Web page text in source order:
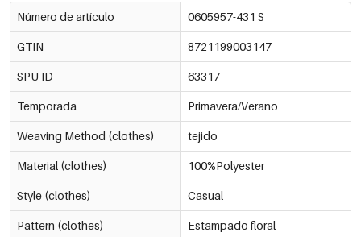
Número de artículo 0605957-431 S
GTIN 8721199003147
SPU ID 63317
Temporada Primavera/Verano
Weaving Method (clothes) tejido
Material (clothes) 100%Polyester
Style (clothes) Casual
Pattern (clothes) Estampado floral